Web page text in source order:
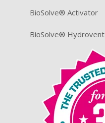
BioSolve® Activator
BioSolve® Hydrovent